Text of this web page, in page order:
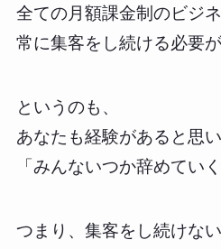
全ての月額課金制のビジ
常に集客をし続ける必要が
というのも、
あなたも経験があると思い
「みんないつか辞めてい
つまり、集客をし続けない